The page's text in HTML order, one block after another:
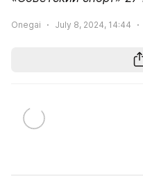
Onegai July 8, 2024, 14:44